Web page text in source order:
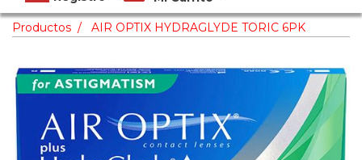
Productos AIR OPTIX HYDRAGLYDE TORIC 6PK